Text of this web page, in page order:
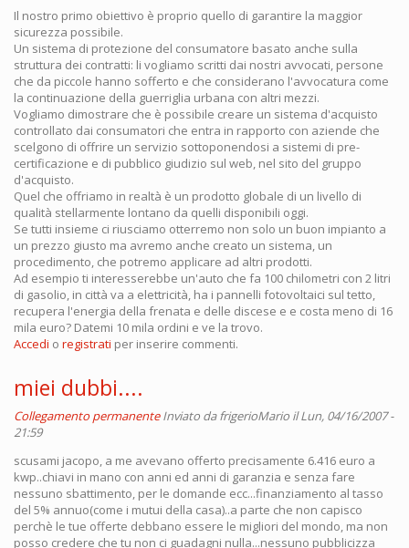
Il nostro primo obiettivo è proprio quello di garantire la maggior
sicurezza possibile.
Un sistema di protezione del consumatore basato anche sulla
struttura dei contratti: li vogliamo scritti dai nostri avvocati, persone
che da piccole hanno sofferto e che considerano l'avvocatura come
la continuazione della guerriglia urbana con altri mezzi.
Vogliamo dimostrare che è possibile creare un sistema d'acquisto
controllato dai consumatori che entra in rapporto con aziende che
scelgono di offrire un servizio sottoponendosi a sistemi di pre-
certificazione e di pubblico giudizio sul web, nel sito del gruppo
d'acquisto.
Quel che offriamo in realtà è un prodotto globale di un livello di
qualità stellarmente lontano da quelli disponibili oggi.
Se tutti insieme ci riusciamo otterremo non solo un buon impianto a
un prezzo giusto ma avremo anche creato un sistema, un
procedimento, che potremo applicare ad altri prodotti.
Ad esempio ti interesserebbe un'auto che fa 100 chilometri con 2 litri
di gasolio, in città va a elettricità, ha i pannelli fotovoltaici sul tetto,
recupera l'energia della frenata e delle discese e e costa meno di 16
mila euro? Datemi 10 mila ordini e ve la trovo.
Accedi o registrati per inserire commenti.
miei dubbi....
Collegamento permanente Inviato dafrigerioMario il Lun, 04/16/2007 -
21:59
scusami jacopo, a me avevano offerto precisamente 6.416 euro a
kwp..chiavi in mano con anni ed anni di garanzia e senza fare
nessuno sbattimento, per le domande ecc...finanziamento al tasso
del 5% annuo(come i mutui della casa)..a parte che non capisco
perchè le tue offerte debbano essere le migliori del mondo, ma non
posso credere che tu non ci guadagni nulla...nessuno pubblicizza